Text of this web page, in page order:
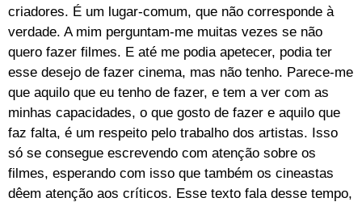
criadores. É um lugar-comum, que não corresponde à
verdade. A mim perguntam-me muitas vezes se não
quero fazer filmes. E até me podia apetecer, podia ter
esse desejo de fazer cinema, mas não tenho. Parece-me
que aquilo que eu tenho de fazer, e tem a ver com as
minhas capacidades, o que gosto de fazer e aquilo que
faz falta, é um respeito pelo trabalho dos artistas. Isso
só se consegue escrevendo com atenção sobre os
filmes, esperando com isso que também os cineastas
dêem atenção aos críticos. Esse texto fala desse tempo,